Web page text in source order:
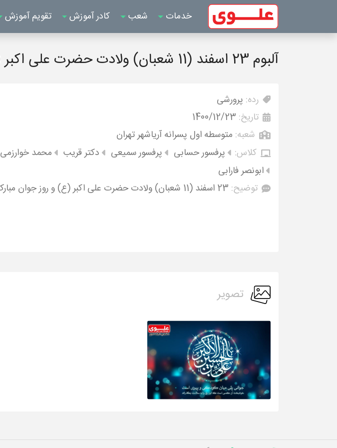
خدمات شعب کادر آموزش تقویم آموزش
آلبوم 23 اسفند (11 شعبان) ولادت حضرت علی اکبر (ع) و روز جوان
رده: پرورشی
تاریخ: 1400/12/23
شعبه: متوسطه اول پسرانه آریاشهر تهران
کلاس:
پرفسور حسابی پرفسور سمیعی دکتر قریب
محمد خوارزمی
ابونصر فارابی
توضیح: 23 اسفند (11 شعبان) ولادت حضرت علی اکبر (ع) و روز جوان مبارک باد
تصویر